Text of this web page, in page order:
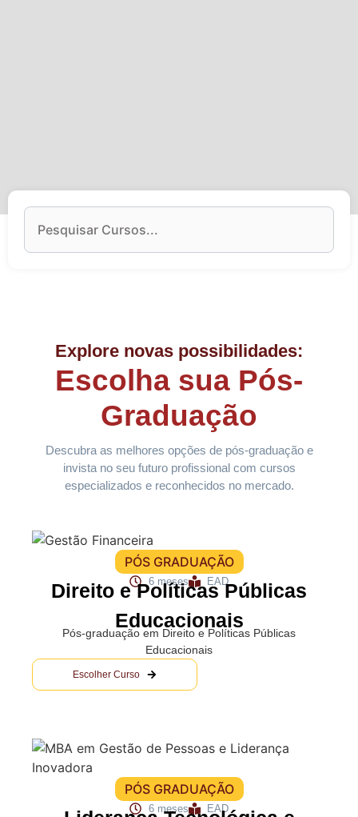
Explore novas possibilidades:
Escolha sua Pós-
Graduação
Descubra as melhores opções de pós-graduação e
invista no seu futuro profissional com cursos
especializados e reconhecidos no mercado.
PÓS GRADUAÇÃO
6 meses EAD
Direito e Políticas Públicas
Educacionais
Pós-graduação em Direito e Políticas Públicas
Educacionais
Escolher Curso
PÓS GRADUAÇÃO
6 meses EAD